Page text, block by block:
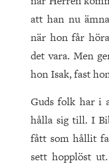
att han nu
när hon får
det vara. Men
hon Isak, fast
Guds folk har i
hålla sig till. I
fått som hållit
sett hopplöst